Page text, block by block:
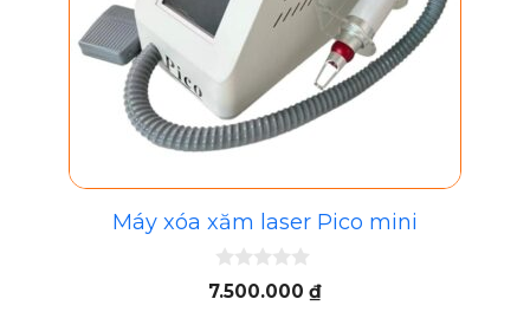
Máy xóa xăm laser Pico mini
0
n
7.500.000 ₫